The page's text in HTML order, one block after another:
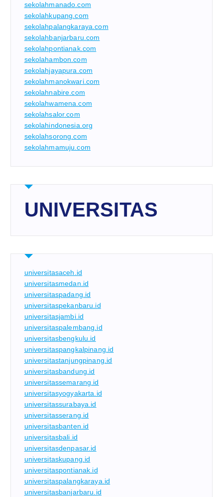
sekolahmanado.com
sekolahkupang.com
sekolahpalangkaraya.com
sekolahbanjarbaru.com
sekolahpontianak.com
sekolahambon.com
sekolahjayapura.com
sekolahmanokwari.com
sekolahnabire.com
sekolahwamena.com
sekolahsalor.com
sekolahindonesia.org
sekolahsorong.com
sekolahmamuju.com
UNIVERSITAS
universitasaceh.id
universitasmedan.id
universitaspadang.id
universitaspekanbaru.id
universitasjambi.id
universitaspalembang.id
universitasbengkulu.id
universitaspangkalpinang.id
universitastanjungpinang.id
universitasbandung.id
universitassemarang.id
universitasyogyakarta.id
universitassurabaya.id
universitasserang.id
universitasbanten.id
universitasbali.id
universitasdenpasar.id
universitaskupang.id
universitaspontianak.id
universitaspalangkaraya.id
universitasbanjarbaru.id